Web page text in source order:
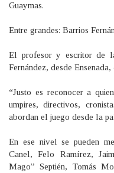
Guaymas.
Entre grandes: Barrios
El profesor y escritor de
Fernández, desde
“Justo es reconocer a
umpires, directivos,
abordan el juego desde la
En ese nivel se pueden
Canel, Felo Ramírez,
Mago” Septién, Tomás